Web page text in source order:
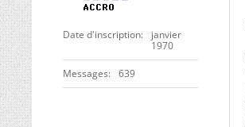
Date d'inscription
janvier
1970
Messages 639